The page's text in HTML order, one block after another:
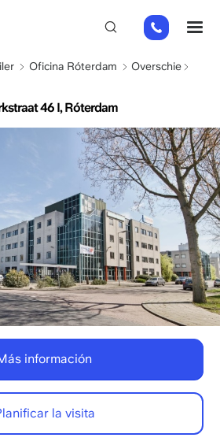
+31
85
066
Oficina Róterdam
Overschie
46 I, Róterdam
información
la visita